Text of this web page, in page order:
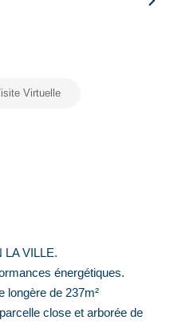
Virtuelle
LA VILLE.
énergétiques.
longère de 237m²
close et arborée de